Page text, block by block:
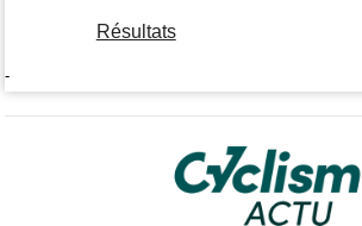
Résultats
-